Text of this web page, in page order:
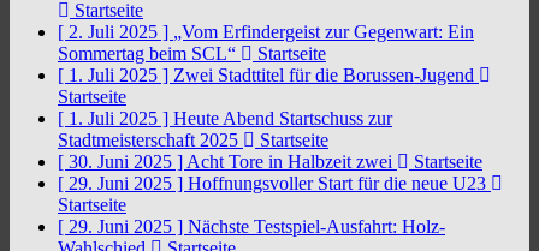
Startseite
[ 2. Juli 2025 ] „Vom Erfindergeist zur Gegenwart: Ein
Sommertag beim SCL“
Startseite
[ 1. Juli 2025 ] Zwei Stadttitel für die Borussen-Jugend
Startseite
[ 1. Juli 2025 ] Heute Abend Startschuss zur
Stadtmeisterschaft 2025
Startseite
[ 30. Juni 2025 ] Acht Tore in Halbzeit zwei
Startseite
[ 29. Juni 2025 ] Hoffnungsvoller Start für die neue U23
Startseite
[ 29. Juni 2025 ] Nächste Testspiel-Ausfahrt: Holz-